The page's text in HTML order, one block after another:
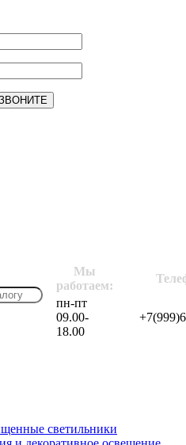
Мы
работаем:
пн-пт
09.00-
18.00
светильники